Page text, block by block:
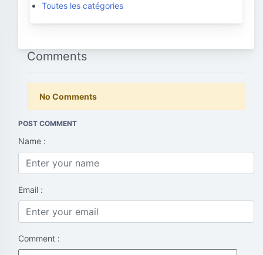
Toutes les catégories
Comments
No Comments
POST COMMENT
Name :
Email :
Comment :